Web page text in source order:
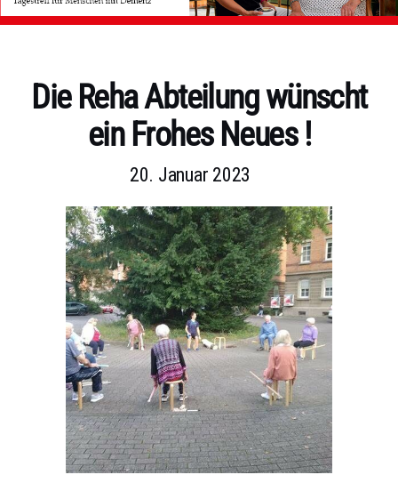
Kategorien
Die Reha Abteilung wünscht
ein Frohes Neues !
20. Januar 2023